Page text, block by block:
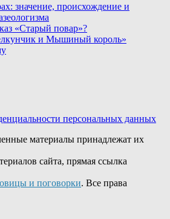
значение, происхождение и
«Старый повар»?
и Мышиный король»
персональных данных
материалы принадлежат их
сайта, прямая ссылка
и поговорки. Все права